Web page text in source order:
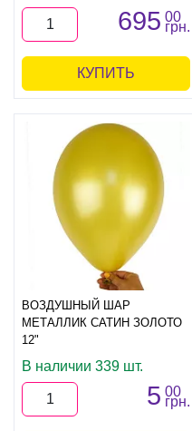
695 00
грн.
КУПИТЬ
ВОЗДУШНЫЙ ШАР
МЕТАЛЛИК САТИН ЗОЛОТО
12"
В наличии 339 шт.
5 00
грн.